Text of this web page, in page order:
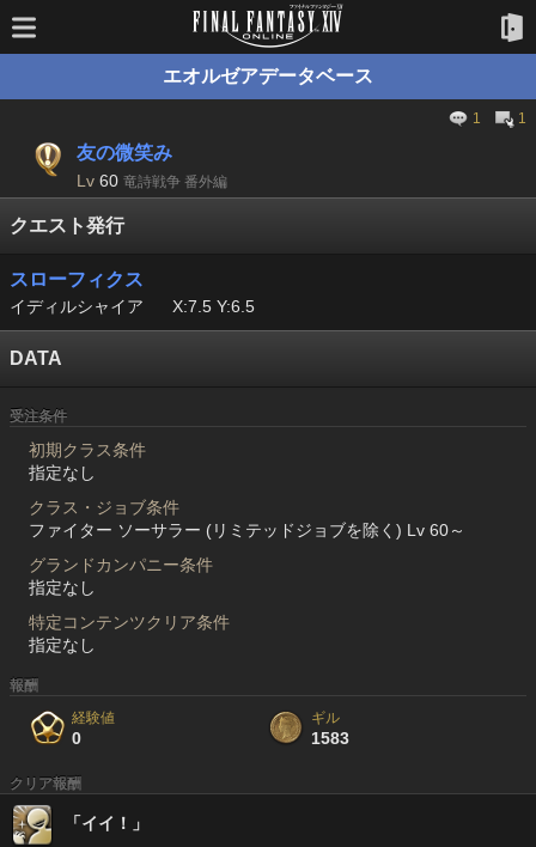
エオルゼアデータベース
1 1
友の微笑み
Lv 60 竜詩戦争 番外編
クエスト発行
スローフィクス
イディルシャイア X:7.5 Y:6.5
DATA
受注条件
初期クラス条件
指定なし
クラス・ジョブ条件
ファイター ソーサラー (リミテッドジョブを除く) Lv 60～
グランドカンパニー条件
指定なし
特定コンテンツクリア条件
指定なし
報酬
経験値
0
ギル
1583
クリア報酬
「イイ！」